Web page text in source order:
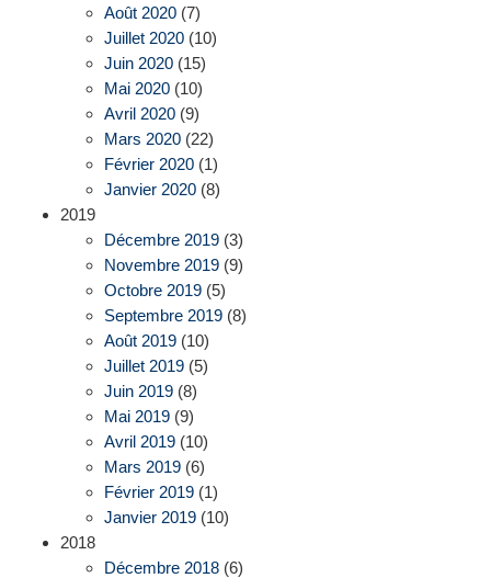
Août 2020 (7)
Juillet 2020 (10)
Juin 2020 (15)
Mai 2020 (10)
Avril 2020 (9)
Mars 2020 (22)
Février 2020 (1)
Janvier 2020 (8)
2019
Décembre 2019 (3)
Novembre 2019 (9)
Octobre 2019 (5)
Septembre 2019 (8)
Août 2019 (10)
Juillet 2019 (5)
Juin 2019 (8)
Mai 2019 (9)
Avril 2019 (10)
Mars 2019 (6)
Février 2019 (1)
Janvier 2019 (10)
2018
Décembre 2018 (6)